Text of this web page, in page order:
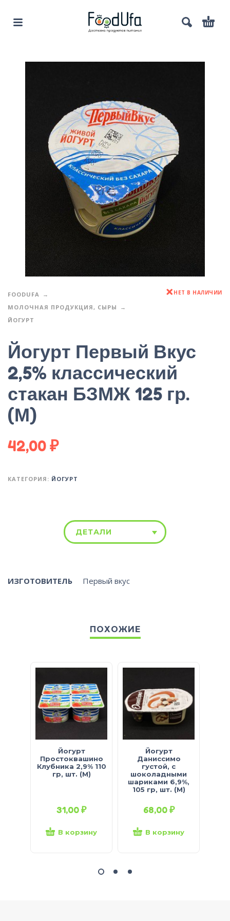
FOODUFA
МОЛОЧНАЯ ПРОДУКЦИЯ, СЫРЫ
ЙОГУРТ
НЕТ В НАЛИЧИИ
Йогурт Первый Вкус
2,5% классический
стакан БЗМЖ 125 гр.
(М)
42,00₽
КАТЕГОРИЯ: ЙОГУРТ
ДЕТАЛИ
ИЗГОТОВИТЕЛЬ Первый вкус
ПОХОЖИЕ
Йогурт
Простоквашино
Клубника 2,9% 110
гр, шт. (М)
31,00₽
В корзину
Йогурт
Даниссимо
густой, с
шоколадными
шариками 6,9%,
105 гр, шт. (М)
68,00₽
В корзину